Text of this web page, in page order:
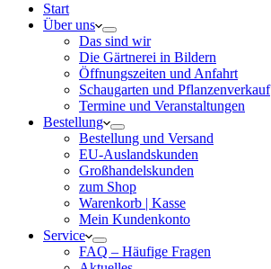
Start
Über uns
Das sind wir
Die Gärtnerei in Bildern
Öffnungszeiten und Anfahrt
Schaugarten und Pflanzenverkauf
Termine und Veranstaltungen
Bestellung
Bestellung und Versand
EU-Auslandskunden
Großhandelskunden
zum Shop
Warenkorb | Kasse
Mein Kundenkonto
Service
FAQ – Häufige Fragen